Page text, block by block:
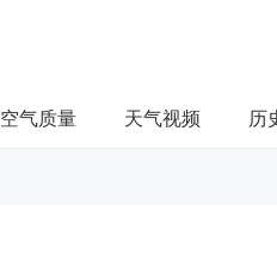
空气质量 天气视频 历